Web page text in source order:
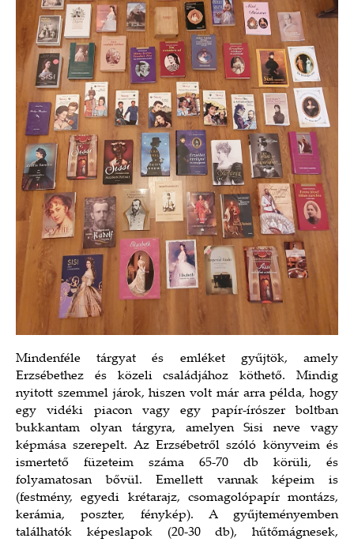
Mindenféle tárgyat és emléket gyűjtök, amely
Erzsébethez és közeli családjához köthető. Mindig
nyitott szemmel járok, hiszen volt már arra példa, hogy
egy vidéki piacon vagy egy papír-írószer boltban
bukkantam olyan tárgyra, amelyen Sisi neve vagy
képmása szerepelt. Az Erzsébetről szóló könyveim és
ismertető füzeteim száma 65-70 db körüli, és
folyamatosan bővül. Emellett vannak képeim is
(festmény, egyedi krétarajz, csomagolópapír montázs,
kerámia, poszter, fénykép). A gyűjteményemben
találhatók képeslapok (20-30 db), hűtőmágnesek,